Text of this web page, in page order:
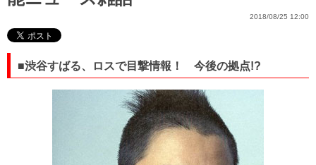
2018/08/25 12:00
■渋谷すばる、ロスで目撃情報！ 今後の拠点!?